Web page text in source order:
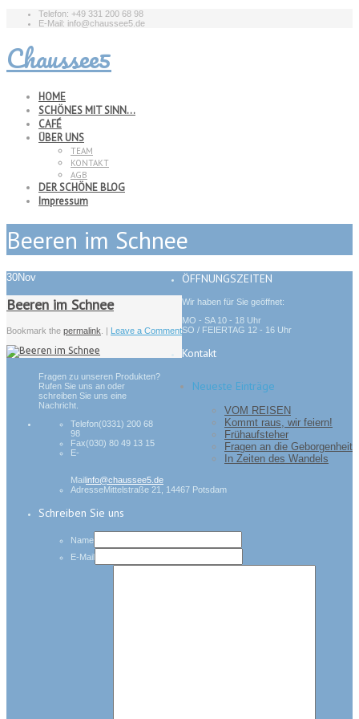
Telefon: +49 331 200 68 98
E-Mail: info@chaussee5.de
Chaussee5
HOME
SCHÖNES MIT SINN…
CAFÉ
ÜBER UNS
TEAM
KONTAKT
AGB
DER SCHÖNE BLOG
Impressum
Beeren im Schnee
30Nov
Beeren im Schnee
Bookmark the permalink . | Leave a Comment
Neueste Einträge
VOM REISEN
Kommt raus, wir feiern!
Frühaufsteher
Fragen an die Geborgenheit
In Zeiten des Wandels
ÖFFNUNGSZEITEN
Wir haben für Sie geöffnet:
MO - SA 10 - 18 Uhr
SO / FEIERTAG 12 - 16 Uhr
Kontakt
Fragen zu unseren Produkten?
Rufen Sie uns an oder
schreiben Sie uns eine
Nachricht.
Telefon(0331) 200 68
98
Fax(030) 80 49 13 15
E-
Mailinfo@chaussee5.de
AdresseMittelstraße 21, 14467 Potsdam
Schreiben Sie uns
Name
E-Mail